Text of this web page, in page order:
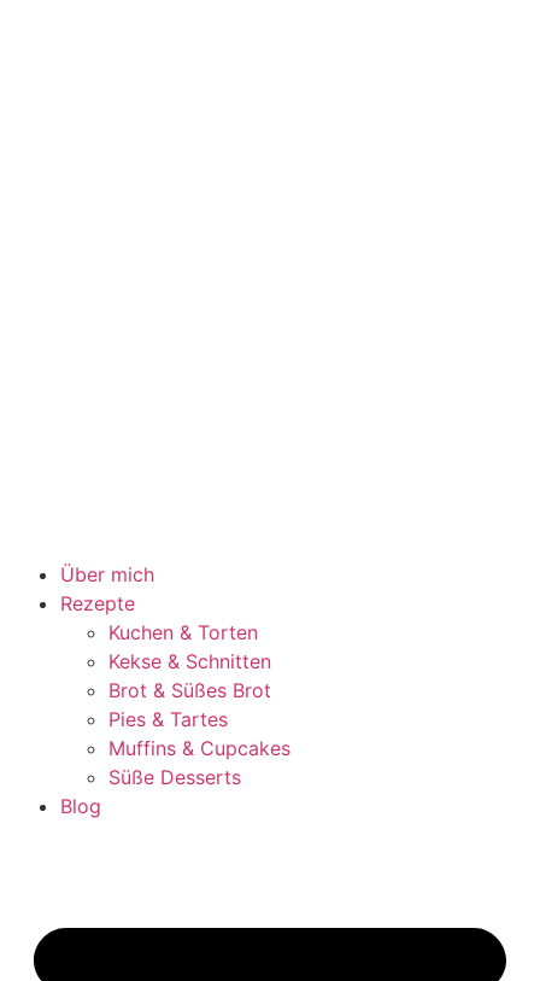
Über mich
Rezepte
Kuchen & Torten
Kekse & Schnitten
Brot & Süßes Brot
Pies & Tartes
Muffins & Cupcakes
Süße Desserts
Blog